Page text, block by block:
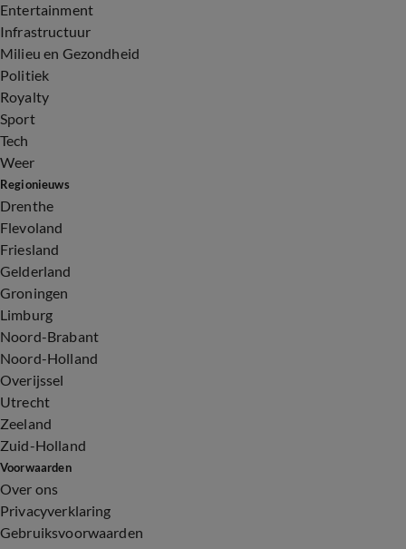
Entertainment
Infrastructuur
Milieu en Gezondheid
Politiek
Royalty
Sport
Tech
Weer
Regionieuws
Drenthe
Flevoland
Friesland
Gelderland
Groningen
Limburg
Noord-Brabant
Noord-Holland
Overijssel
Utrecht
Zeeland
Zuid-Holland
Voorwaarden
Over ons
Privacyverklaring
Gebruiksvoorwaarden